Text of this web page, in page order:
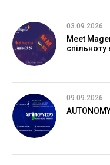
03.09.2026
Meet
спільноту
09.09.2026